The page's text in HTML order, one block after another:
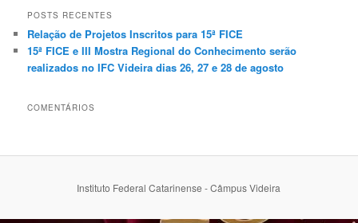
POSTS RECENTES
Relação de Projetos Inscritos para 15ª FICE
15ª FICE e III Mostra Regional do Conhecimento serão
realizados no IFC Videira dias 26, 27 e 28 de agosto
COMENTÁRIOS
Instituto Federal Catarinense - Câmpus Videira